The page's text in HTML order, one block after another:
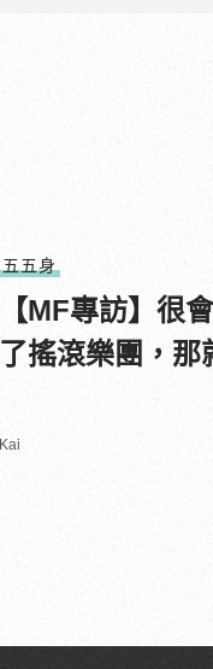
五五身
【MF專訪】很
了搖滾樂團，那
Kai